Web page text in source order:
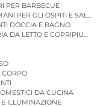
PER BARBECUE
PER GLI OSPITI E
DOCCIA E BAGNO
DA LETTO E COPRIPIUMINI
CORPO
DA CUCINA
ILLUMINAZIONE